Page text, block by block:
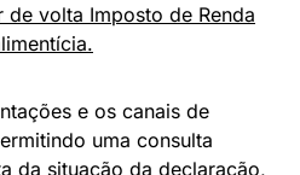
de volta Imposto de Renda
e os canais de
uma consulta
da situação da declaração,